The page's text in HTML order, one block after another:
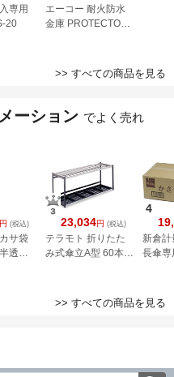
エーコー 耐火防水
金庫 PROTECTOR
専用
20
>> すべての商品を見る
ーション でよく売れ
円 (税込)
サ袋
透明
23,034円 (税込)
テラモト 折りたた
み式傘立A型 60本用
4
新倉
長傘専
>> すべての商品を見る